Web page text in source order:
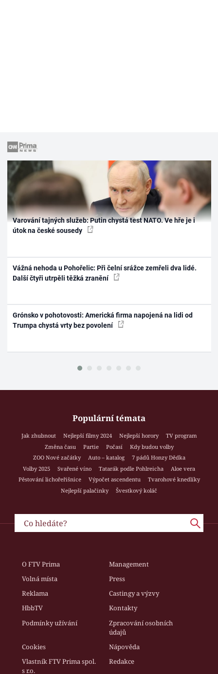
Varování tajných služeb: Putin chystá test NATO. Ve hře je i
útok na české sousedy
Vážná nehoda u Pohořelic: Při čelní srážce zemřeli dva lidé.
Další čtyři utrpěli těžká zranění
Grónsko v pohotovosti: Americká firma napojená na lidi od
Trumpa chystá vrty bez povolení
Populární témata
Jak zhubnout Nejlepší filmy 2024 Nejlepší horory
TV program
Změna času
Partie Počasí
Kdy budou volby
ZOO Nové začátky
Auto – katalog
7 pádů Honzy Dědka
Volby 2025
Svařené víno Tatarák podle Pohlreicha
Aloe vera
Pěstování lichořeřišnice
Výpočet ascendentu
Tvarohové knedlíky
Nejlepší palačinky
Švestkový koláč
O FTV Prima
Management
Volná místa
Press
Reklama
Castingy a výzvy
HbbTV
Kontakty
Podmínky užívání
Zpracování osobních
údajů
Cookies
Nápověda
Vlastník FTV Prima spol.
s r.o.
Redakce